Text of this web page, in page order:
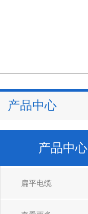
产品中心
产品中心
扁平电缆